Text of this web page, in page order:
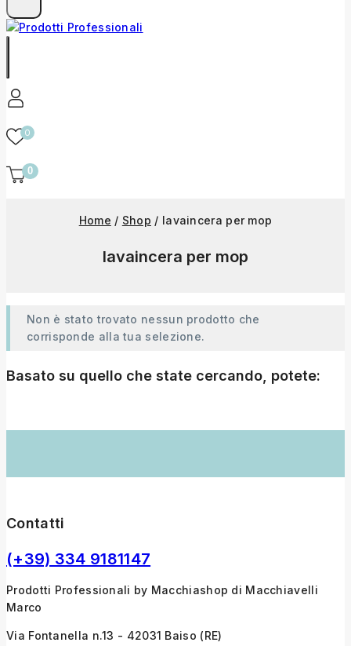
0
0
Home / Shop / lavaincera per mop
lavaincera per mop
Non è stato trovato nessun prodotto che
corrisponde alla tua selezione.
Basato su quello che state cercando, potete:
Contatti
(+39) 334 9181147
Prodotti Professionali by Macchiashop di Macchiavelli
Marco
Via Fontanella n.13 - 42031 Baiso (RE)